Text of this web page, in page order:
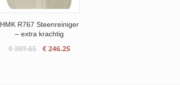
HMK R767 Steenreiniger
– extra krachtig
€307.65
Oorspronkelijke
€ 246.25Huidige